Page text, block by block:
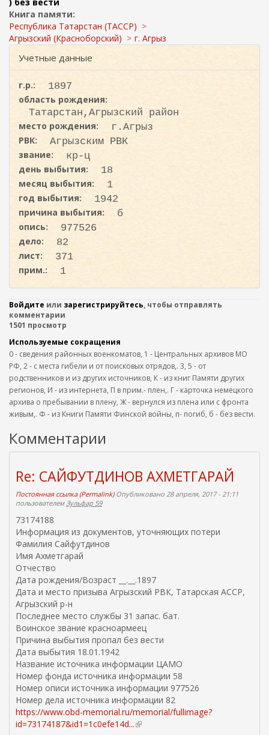
и
с
к
Книга памяти:
Республика Татарстан (ТАССР)
Агрызский (Красноборский)
г. Агрыз
Учетные данные
г.р.:
1897
область рождения:
Татарстан,Агрызский район
место рождения:
г.Агрыз
РВК:
Агрызским РВК
звание:
кр-ц
день выбытия:
18
месяц выбытия:
1
год выбытия:
1942
причина выбытия:
б
опись:
977526
дело:
82
лист:
371
прим.:
1
Войдите или зарегистрируйтесь, чтобы отправлять
комментарии
1501 просмотр
Используемые сокращения
0 - сведения районных военкоматов, 1 - Центральных архивов МО
РФ, 2 - с места гибели и от поисковых отрядов,. 3, 5 - от
родственников и из других источников, К - из книг Памяти других
регионов, И - из интернета, П в прим.- плен,. Г - карточка немецкого
архива о пребывании в плену, Ж - вернулся из плена или с фронта
живым,. Ф - из Книги Памяти Финской войны, п- погиб, б - без вести.
Комментарии
Re: САЙФУТДИНОВ АХМЕТГАРАЙ
Постоянная ссылка (Permalink)Опубликовано 28 апреля, 2017 - 21:11
пользователемЗульфар 59
73174188
Информация из документов, уточняющих потери
Фамилия Сайфутдинов
Имя Ахметгарай
Отчество
Дата рождения/Возраст __.__.1897
Дата и место призыва Агрызский РВК, Татарская АССР,
Агрызский р-н
Последнее место службы 31 запас. бат.
Воинское звание красноармеец
Причина выбытия пропал без вести
Дата выбытия 18.01.1942
Название источника информации ЦАМО
Номер фонда источника информации 58
Номер описи источника информации 977526
Номер дела источника информации 82
https://www.obd-memorial.ru/memorial/fullimage?
id=73174187&id1=1c0efe14d...(